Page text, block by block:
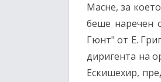
Масне, за
беше наречен
Гюнт" от Е.
диригента на
Ескишехир,